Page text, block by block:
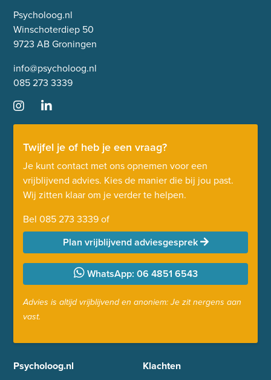
Psycholoog.nl
Winschoterdiep 50
9723 AB Groningen
info@psycholoog.nl
085 273 3339
Twijfel je of heb je een vraag?
Je kunt contact met ons opnemen voor een
vrijblijvend advies. Kies de manier die bij jou past.
Wij zitten klaar om je verder te helpen.
Bel 085 273 3339of
Plan vrijblijvend adviesgesprek
WhatsApp: 06 4851 6543
Advies is altijd vrijblijvend en anoniem: Je zit nergens aan
vast.
Psycholoog.nl
Klachten